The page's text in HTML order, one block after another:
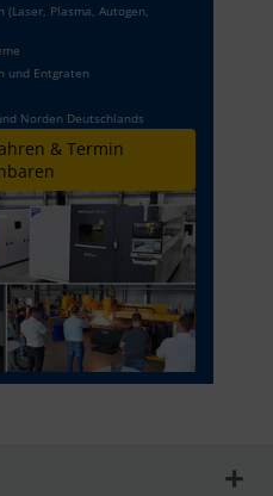
Plasma, Autogen,
und Entgraten
Norden Deutschlands
& Termin